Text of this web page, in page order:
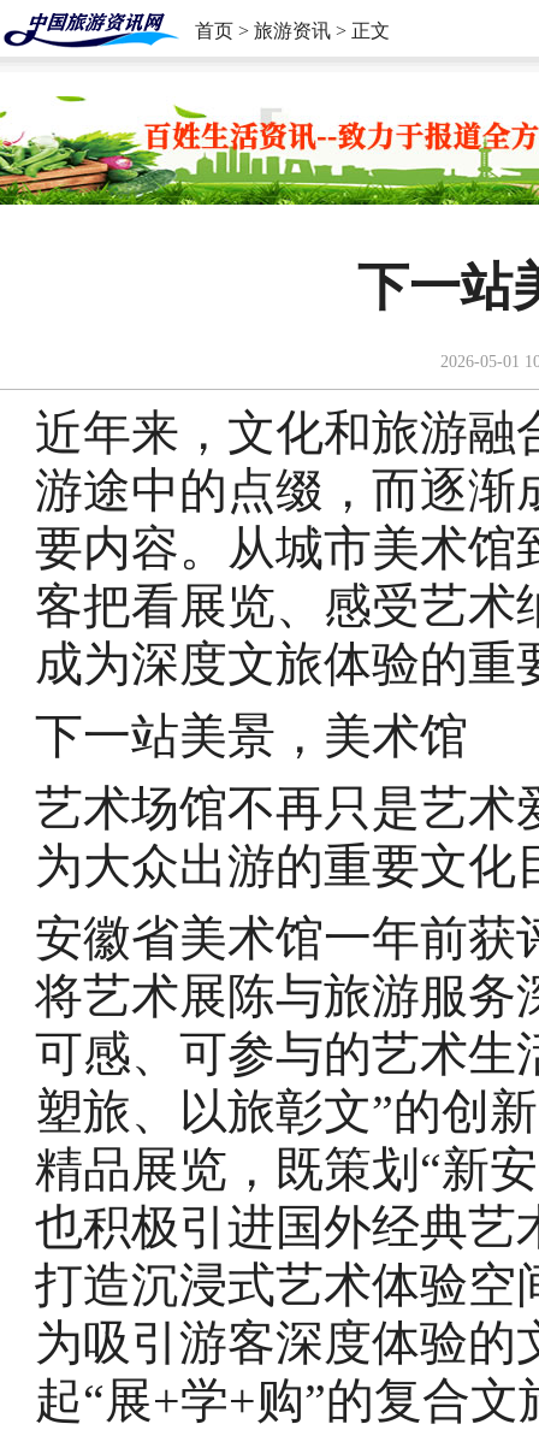
首页 > 旅游资讯 > 正文
下一站
2026-05-01
近年来，文化和旅游融
游途中的点缀，而逐渐
要内容。从城市美术馆
客把看展览、感受艺术
成为深度文旅体验的重
下一站美景，美术馆
艺术场馆不再只是艺术
为大众出游的重要文化
安徽省美术馆一年前获
将艺术展陈与旅游服务
可感、可参与的艺术生
塑旅、以旅彰文”的创
精品展览，既策划“新
也积极引进国外经典艺
打造沉浸式艺术体验空
为吸引游客深度体验
起“展+学+购”的复合